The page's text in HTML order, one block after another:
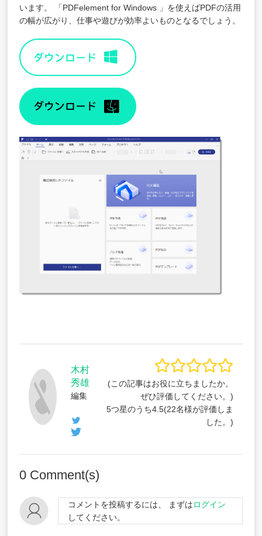
います。 「PDFelement for Windows 」を使えばPDFの活用
の幅が広がり、仕事や遊びが効率よいものとなるでしょう。
木村
秀雄
編集
(この記事はお役に立ちましたか。
ぜひ評価してください。)
5つ星のうち4.5(22名様が評価しま
した。)
0 Comment(s)
コメントを投稿するには、 まずはログイン
してください。